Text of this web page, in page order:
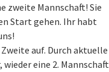
zweite Mannschaft! Sie
Start gehen. Ihr habt
auf. Durch aktuelle
eine 2. Mannschaft